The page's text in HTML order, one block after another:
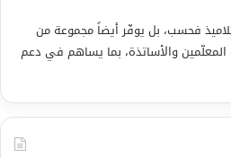
فحسب، بل يوفّر أيضاً مجموعة من
المعلّمين والأساتذة، بما يساهم في دعم